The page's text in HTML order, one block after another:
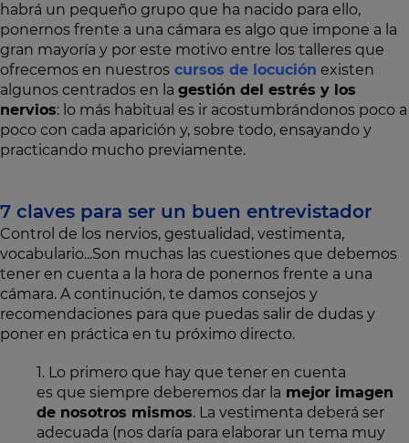
habrá un pequeño grupo que ha nacido para ello,
ponernos frente a una cámara es algo que impone a la
gran mayoría y por este motivo entre los talleres que
ofrecemos en nuestros cursos de locución existen
algunos centrados en la gestión del estrés y los
nervios: lo más habitual es ir acostumbrándonos poco a
poco con cada aparición y, sobre todo, ensayando y
practicando mucho previamente.
7 claves para ser un buen entrevistador
Control de los nervios, gestualidad, vestimenta,
vocabulario...Son muchas las cuestiones que debemos
tener en cuenta a la hora de ponernos frente a una
cámara. A continución, te damos consejos y
recomendaciones para que puedas salir de dudas y
poner en práctica en tu próximo directo.
1. Lo primero que hay que tener en cuenta
es que siempre deberemos dar la mejor imagen
de nosotros mismos. La vestimenta deberá ser
adecuada (nos daría para elaborar un tema muy